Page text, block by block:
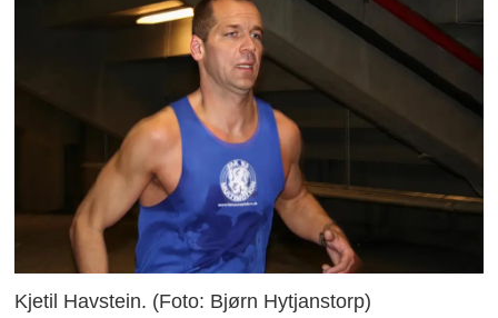
Kjetil Havstein. (Foto: Bjørn Hytjanstorp)